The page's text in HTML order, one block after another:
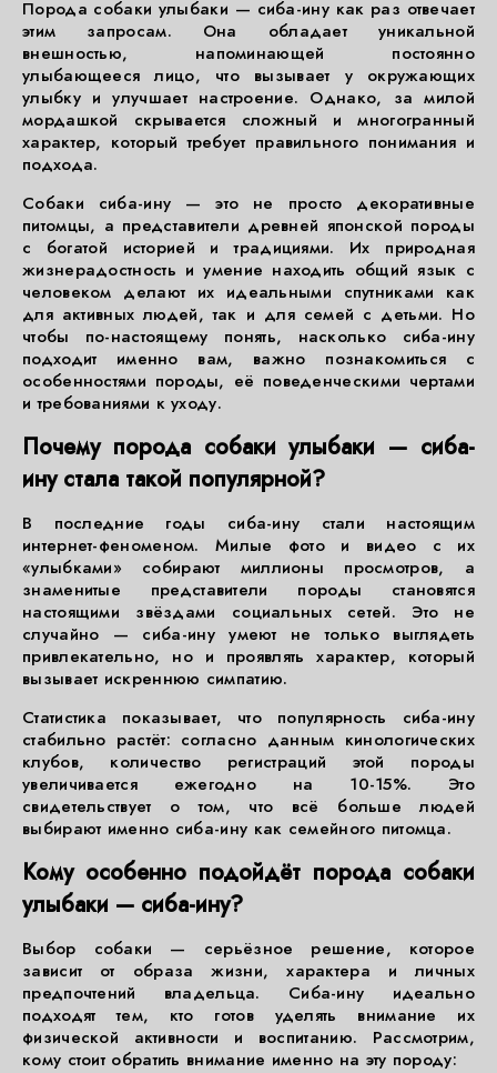
Порода собаки улыбаки — сиба-ину как раз отвечает
этим запросам. Она обладает уникальной
внешностью, напоминающей постоянно
улыбающееся лицо, что вызывает у окружающих
улыбку и улучшает настроение. Однако, за милой
мордашкой скрывается сложный и многогранный
характер, который требует правильного понимания и
подхода.
Собаки сиба-ину — это не просто декоративные
питомцы, а представители древней японской породы
с богатой историей и традициями. Их природная
жизнерадостность и умение находить общий язык с
человеком делают их идеальными спутниками как
для активных людей, так и для семей с детьми. Но
чтобы по-настоящему понять, насколько сиба-ину
подходит именно вам, важно познакомиться с
особенностями породы, её поведенческими чертами
и требованиями к уходу.
Почему порода собаки улыбаки — сиба-
ину стала такой популярной?
В последние годы сиба-ину стали настоящим
интернет-феноменом. Милые фото и видео с их
«улыбками» собирают миллионы просмотров, а
знаменитые представители породы становятся
настоящими звёздами социальных сетей. Это не
случайно — сиба-ину умеют не только выглядеть
привлекательно, но и проявлять характер, который
вызывает искреннюю симпатию.
Статистика показывает, что популярность сиба-ину
стабильно растёт: согласно данным кинологических
клубов, количество регистраций этой породы
увеличивается ежегодно на 10-15%. Это
свидетельствует о том, что всё больше людей
выбирают именно сиба-ину как семейного питомца.
Кому особенно подойдёт порода собаки
улыбаки — сиба-ину?
Выбор собаки — серьёзное решение, которое
зависит от образа жизни, характера и личных
предпочтений владельца. Сиба-ину идеально
подходят тем, кто готов уделять внимание их
физической активности и воспитанию. Рассмотрим,
кому стоит обратить внимание именно на эту породу: